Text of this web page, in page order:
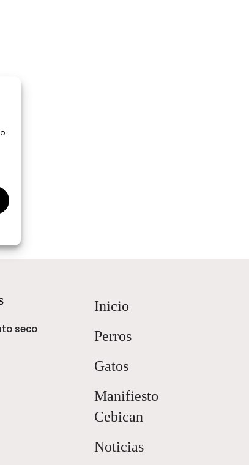
seco
Inicio
Perros
Gatos
Manifiesto
Cebican
Noticias